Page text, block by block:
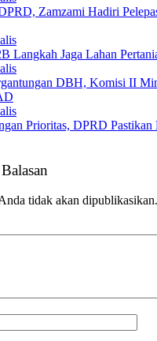
Zamzami Hadiri
Langkah Jaga Lahan
DBH, Komisi II
Prioritas, DPRD Pastikan
tidak akan dipublikasikan.